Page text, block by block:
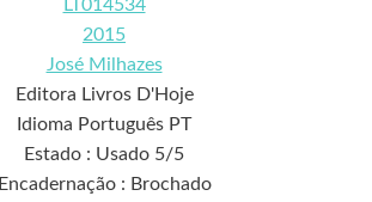
LT014534
2015
José Milhazes
Editora Livros D'Hoje
Idioma Português PT
Estado : Usado 5/5
Encadernação : Brochado